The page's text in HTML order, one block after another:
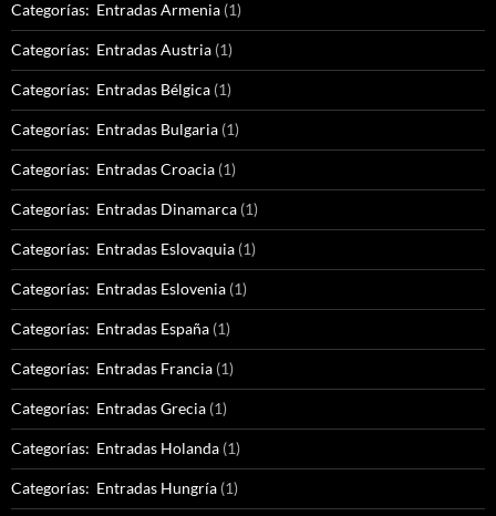
Categorías: Entradas Armenia (1)
Categorías: Entradas Austria (1)
Categorías: Entradas Bélgica (1)
Categorías: Entradas Bulgaria (1)
Categorías: Entradas Croacia (1)
Categorías: Entradas Dinamarca (1)
Categorías: Entradas Eslovaquia (1)
Categorías: Entradas Eslovenia (1)
Categorías: Entradas España (1)
Categorías: Entradas Francia (1)
Categorías: Entradas Grecia (1)
Categorías: Entradas Holanda (1)
Categorías: Entradas Hungría (1)